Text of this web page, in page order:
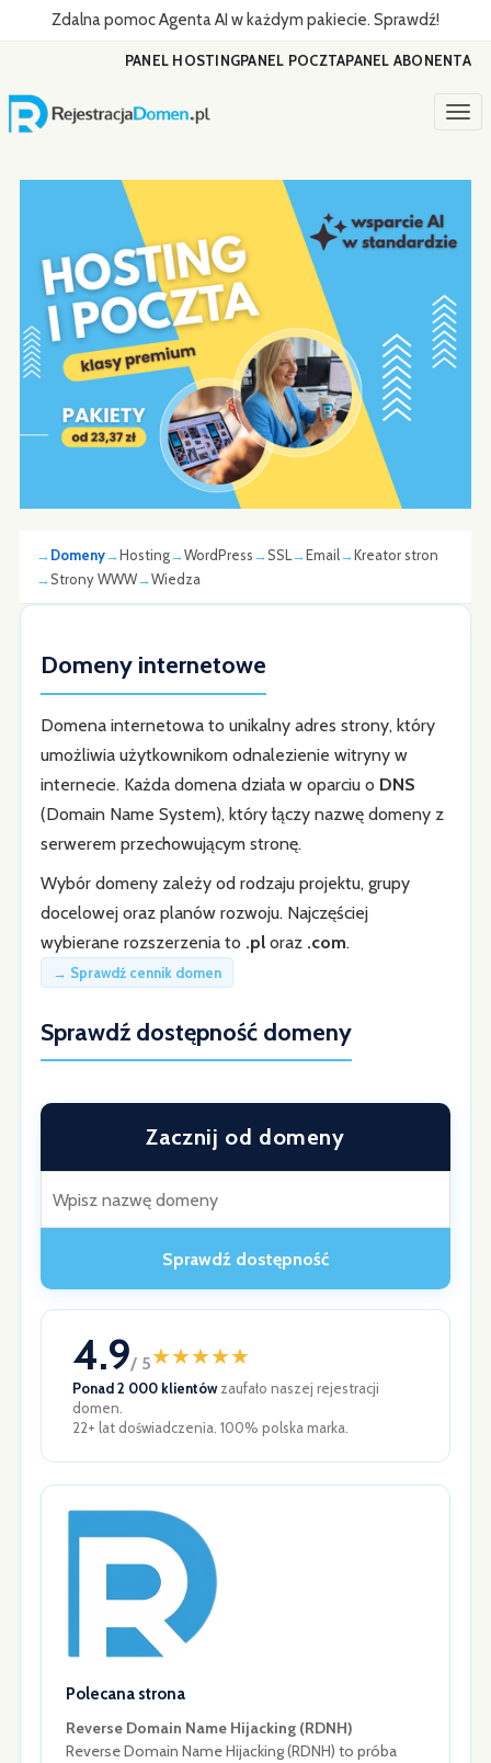
Zdalna pomoc Agenta AI w każdym pakiecie. Sprawdź!
PANEL HOSTINGPANEL POCZTAPANEL ABONENTA
Domeny Hosting WordPress SSL Email
Kreator stron
Strony WWW
Wiedza
Domeny internetowe
Domena internetowa to unikalny adres strony, który
umożliwia użytkownikom odnalezienie witryny w
internecie. Każda domena działa w oparciu o DNS
(Domain Name System), który łączy nazwę domeny z
serwerem przechowującym stronę.
Wybór domeny zależy od rodzaju projektu, grupy
docelowej oraz planów rozwoju. Najczęściej
wybierane rozszerzenia to .pl oraz .com.
→ Sprawdź cennik domen
Sprawdź dostępność domeny
Zacznij od domeny
Sprawdź dostępność
4.9/ 5★★★★★
Ponad 2 000 klientówzaufało naszej rejestracji
domen.
22+ lat doświadczenia. 100% polska marka.
Polecana strona
Reverse Domain Name Hijacking (RDNH)
Reverse Domain Name Hijacking (RDNH) to próba